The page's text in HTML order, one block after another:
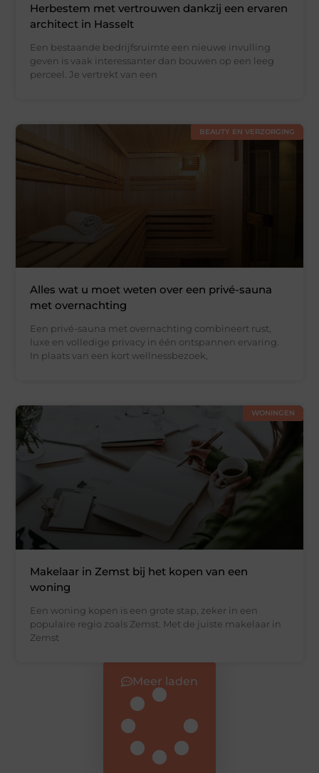
Herbestem met vertrouwen dankzij een ervaren
architect in Hasselt
Een bestaande bedrijfsruimte een nieuwe invulling
geven is vaak interessanter dan bouwen op een leeg
perceel. Je vertrekt van een
BEAUTY EN VERZORGING
Alles wat u moet weten over een privé-sauna
met overnachting
Een privé-sauna met overnachting combineert rust,
luxe en volledige privacy in één ontspannen ervaring.
In plaats van een kort wellnessbezoek,
WONINGEN
Makelaar in Zemst bij het kopen van een
woning
Een woning kopen is een grote stap, zeker in een
populaire regio zoals Zemst. Met de juiste makelaar in
Zemst
Meer laden